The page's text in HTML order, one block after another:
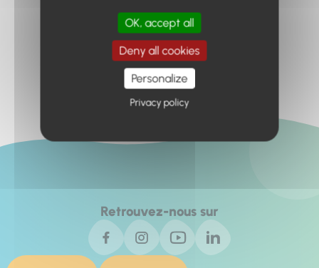
Retour à l'accueil
Retrouvez-nous sur
OK, accept all
Deny all cookies
Personalize
Privacy policy